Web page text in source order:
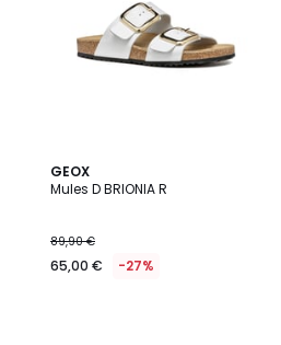
GEOX
Mules D BRIONIA R
89,90 €
65,00 € -27%